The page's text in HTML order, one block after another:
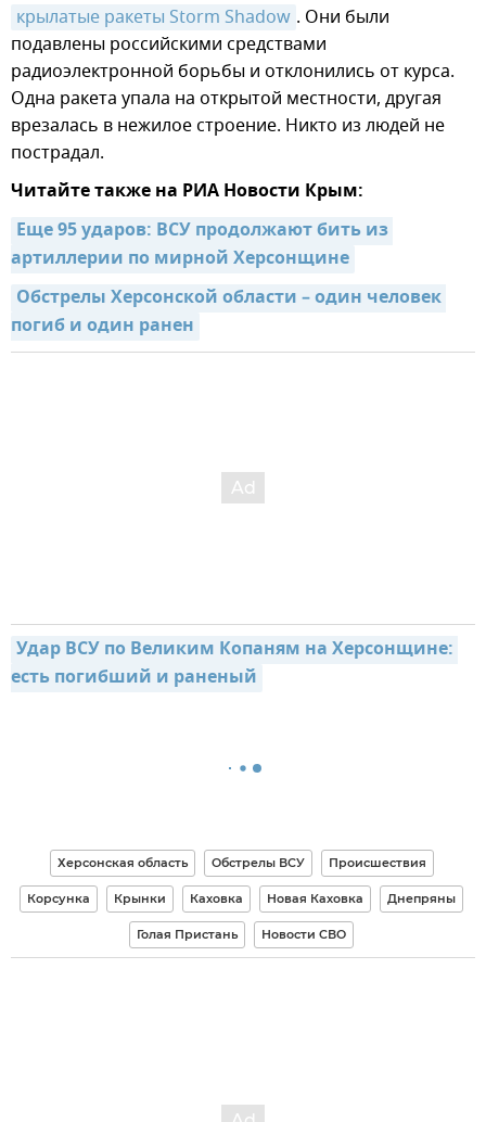
крылатые ракеты Storm Shadow . Они были
подавлены российскими средствами
радиоэлектронной борьбы и отклонились от курса.
Одна ракета упала на открытой местности, другая
врезалась в нежилое строение. Никто из людей не
пострадал.
Читайте также на РИА Новости Крым:
Еще 95 ударов: ВСУ продолжают бить из
артиллерии по мирной Херсонщине
Обстрелы Херсонской области – один человек
погиб и один ранен
Удар ВСУ по Великим Копаням на Херсонщине:
есть погибший и раненый
Херсонская область Обстрелы ВСУ Происшествия
Корсунка Крынки Каховка Новая Каховка Днепряны
Голая Пристань Новости СВО